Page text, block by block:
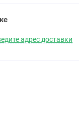
адрес доставки